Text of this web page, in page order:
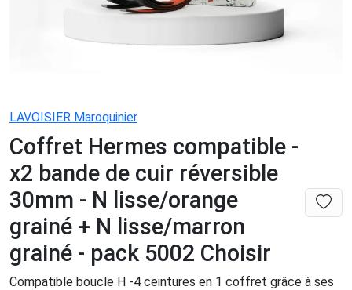
LAVOISIER Maroquinier
Coffret Hermes compatible -
x2 bande de cuir réversible
30mm - N lisse/orange
grainé + N lisse/marron
grainé - pack 5002 Choisir
Compatible boucle H -4 ceintures en 1 coffret grâce à ses